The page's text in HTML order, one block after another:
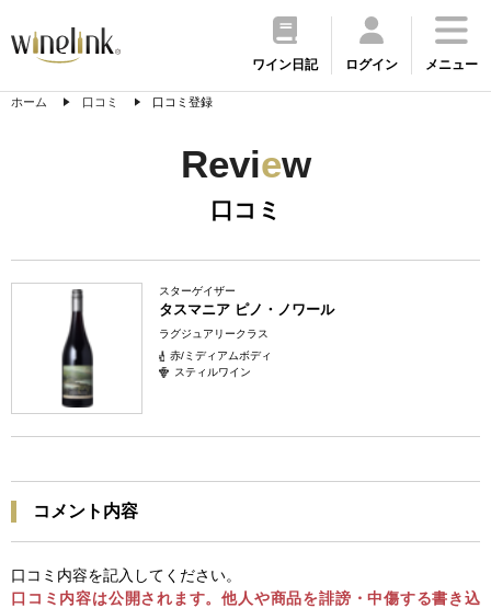
ワイン日記 ログイン メニュー
ホーム 口コミ 口コミ登録
Review
口コミ
スターゲイザー
タスマニア ピノ・ノワール
ラグジュアリークラス
赤/ミディアムボディ
スティルワイン
コメント内容
口コミ内容を記入してください。
口コミ内容は公開されます。他人や商品を誹謗・中傷する書き込